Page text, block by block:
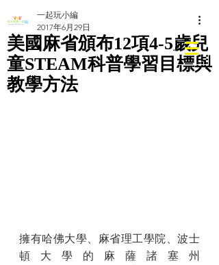
美國麻省頒布12項4-5歲兒
童STEAM科普學習目標與
教學方法
一起玩小編
2017年6月29日
擁有哈佛大學、麻省理工學院、波士
頓大學的麻薩諸塞州